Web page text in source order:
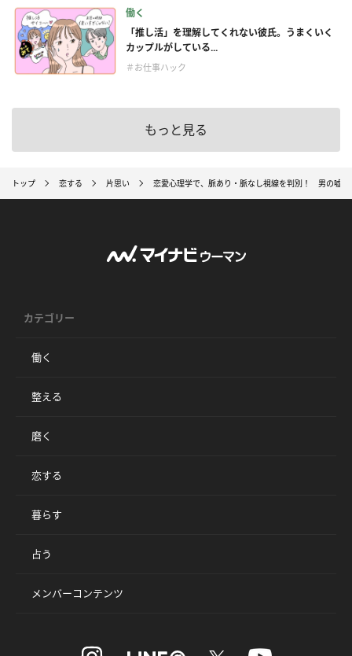
働く
「推し活」を理解してくれない彼氏。うまくいく
カップルがしている...
＃お仕事ハック
もっと見る
トップ 恋する 片思い 恋愛心理学で、脈あり・脈なし視線を判別！ 男の嘘を
カテゴリー
働く
整える
磨く
恋する
暮らす
占う
メンバーコンテンツ